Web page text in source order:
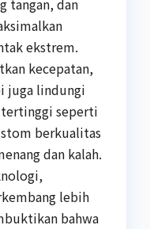
tangan, dan
ekstrem.
kecepatan,
juga lindungi
tertinggi seperti
berkualitas
dan kalah.
lebih
bahwa